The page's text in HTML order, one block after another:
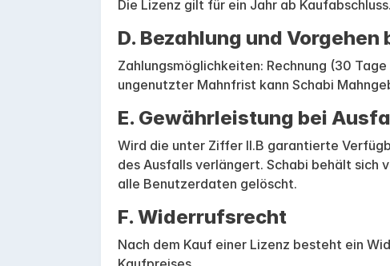
Die Lizenz gilt für ein Jahr ab
D. Bezahlung und
Zahlungsmöglichkeiten: Rechnung (30
ungenutzter Mahnfrist kann Schabi
E. Gewährleistung bei
Wird die unter Ziffer II.B garantierte
des Ausfalls verlängert. Schabi behält sich
alle Benutzerdaten gelöscht.
F. Widerrufsrecht
Nach dem Kauf einer Lizenz besteht ein